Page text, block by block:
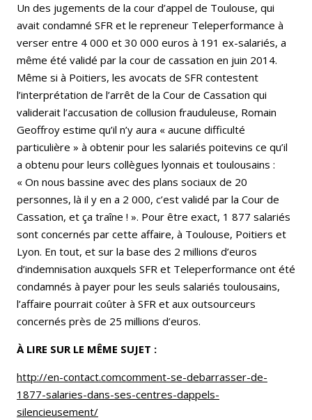
Un des jugements de la cour d’appel de Toulouse, qui
avait condamné SFR et le repreneur Teleperformance à
verser entre 4 000 et 30 000 euros à 191 ex-salariés, a
même été validé par la cour de cassation en juin 2014.
Même si à Poitiers, les avocats de SFR contestent
l’interprétation de l’arrêt de la Cour de Cassation qui
validerait l’accusation de collusion frauduleuse, Romain
Geoffroy estime qu’il n’y aura « aucune difficulté
particulière » à obtenir pour les salariés poitevins ce qu’il
a obtenu pour leurs collègues lyonnais et toulousains :
« On nous bassine avec des plans sociaux de 20
personnes, là il y en a 2 000, c’est validé par la Cour de
Cassation, et ça traîne ! ». Pour être exact, 1 877 salariés
sont concernés par cette affaire, à Toulouse, Poitiers et
Lyon. En tout, et sur la base des 2 millions d’euros
d’indemnisation auxquels SFR et Teleperformance ont été
condamnés à payer pour les seuls salariés toulousains,
l’affaire pourrait coûter à SFR et aux outsourceurs
concernés près de 25 millions d’euros.
À LIRE SUR LE MÊME SUJET :
http://en-contact.comcomment-se-debarrasser-de-
1877-salaries-dans-ses-centres-dappels-
silencieusement/